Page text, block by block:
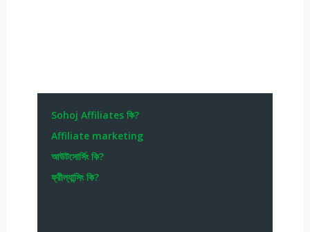
Sohoj Affiliates কি?
Affiliate marketing
আউটসোর্সিং কি?
ফ্রীল্যান্সিং কি?